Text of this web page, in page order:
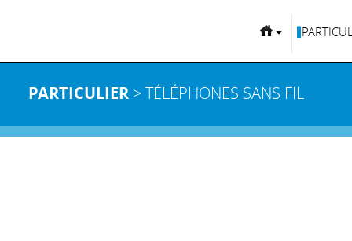
PARTICULIER > TÉLÉPHONES SANS FIL